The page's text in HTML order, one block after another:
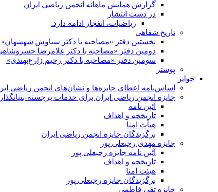
گزارش همایش ماهانه انجمن ریاضی ایران
در دست انتشار
ریاضیات، انفجار ادامه دارد.
تاریخ شفاهی
نخستین دفتر «مصاحبه با دکتر سیاوش شهشهان»
دومین دفتر «مصاحبه با دکتر غلامرضا
سومین دفتر «مصاحبه با دکتر رحیم زارع‌نهندی»
پوستر
جوایز
اساس‌نامه اعطای جایزه‌ها و نشان‌های انجمن ریاضی
جایزه انجمن ریاضی ایران برای خدمات برجسته-
آئین نامه
تاریخچه و اهداف
هیأت امنا
برگزیدگان جایزه انجمن ریاضی ایران
جایزه مهدی رجبعلی پور
آئین نامه جایزه رجبعلی پور
تاریخچه و اهداف
هیئت امنا
برگزیدگان جایزه رجبعلی پور
جایزه تقی فاطمی